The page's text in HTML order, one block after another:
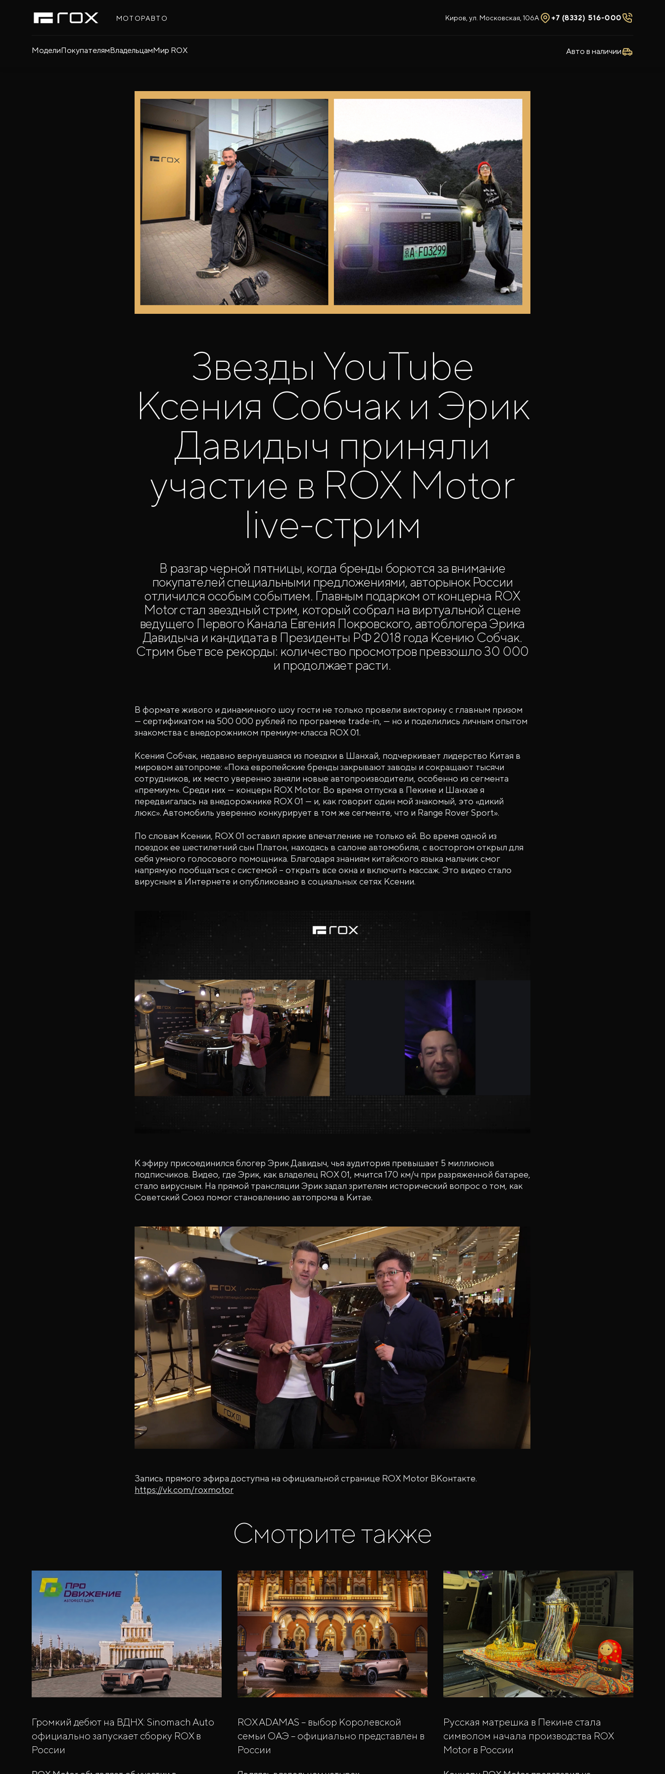
МОТОРАВТО Киров, ул. Московская, 106А +7 (8332) 516-000
МоделиПокупателямВладельцамМир ROX Авто в наличии
Звезды YouTube
Ксения Собчак и Эрик
Давидыч приняли
участие в ROX Motor
live-стрим
В разгар черной пятницы, когда бренды борются за внимание
покупателей специальными предложениями, авторынок России
отличился особым событием. Главным подарком от концерна ROX
Motor стал звездный стрим, который собрал на виртуальной сцене
ведущего Первого Канала Евгения Покровского, автоблогера Эрика
Давидыча и кандидата в Президенты РФ 2018 года Ксению Собчак.
Стрим бьет все рекорды: количество просмотров превзошло 30 000
и продолжает расти.
В формате живого и динамичного шоу гости не только провели викторину с главным призом
— сертификатом на 500 000 рублей по программе trade-in, — но и поделились личным опытом
знакомства с внедорожником премиум-класса ROX 01.
Ксения Собчак, недавно вернувшаяся из поездки в Шанхай, подчеркивает лидерство Китая в
мировом автопроме: «Пока европейские бренды закрывают заводы и сокращают тысячи
сотрудников, их место уверенно заняли новые автопроизводители, особенно из сегмента
«премиум». Среди них — концерн ROX Motor. Во время отпуска в Пекине и Шанхае я
передвигалась на внедорожнике ROX 01 — и, как говорит один мой знакомый, это «дикий
люкс». Автомобиль уверенно конкурирует в том же сегменте, что и Range Rover Sport».
По словам Ксении, ROX 01 оставил яркие впечатление не только ей. Во время одной из
поездок ее шестилетний сын Платон, находясь в салоне автомобиля, с восторгом открыл для
себя умного голосового помощника. Благодаря знаниям китайского языка мальчик смог
напрямую пообщаться с системой – открыть все окна и включить массаж. Это видео стало
вирусным в Интернете и опубликовано в социальных сетях Ксении.
К эфиру присоединился блогер Эрик Давидыч, чья аудитория превышает 5 миллионов
подписчиков. Видео, где Эрик, как владелец ROX 01, мчится 170 км/ч при разряженной батарее,
стало вирусным. На прямой трансляции Эрик задал зрителям исторический вопрос о том, как
Советский Союз помог становлению автопрома в Китае.
Запись прямого эфира доступна на официальной странице ROX Motor ВКонтакте.
https://vk.com/roxmotor
Смотрите также
Громкий дебют на ВДНХ: Sinomach Auto
официально запускает сборку ROX в
России
ROX ADAMAS – выбор Королевской
семьи ОАЭ – официально представлен в
России
Русская матрешка в Пекине стала
символом начала производства ROX
Motor в России